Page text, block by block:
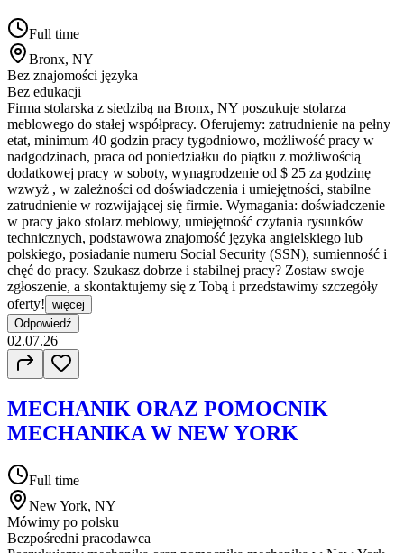
Full time
Bronx, NY
Bez znajomości języka
Bez edukacji
Firma stolarska z siedzibą na Bronx, NY poszukuje stolarza
meblowego do stałej współpracy. Oferujemy: zatrudnienie na pełny
etat, minimum 40 godzin pracy tygodniowo, możliwość pracy w
nadgodzinach, praca od poniedziałku do piątku z możliwością
dodatkowej pracy w soboty, wynagrodzenie od $ 25 za godzinę
wzwyż , w zależności od doświadczenia i umiejętności, stabilne
zatrudnienie w rozwijającej się firmie. Wymagania: doświadczenie
w pracy jako stolarz meblowy, umiejętność czytania rysunków
technicznych, podstawowa znajomość języka angielskiego lub
polskiego, posiadanie numeru Social Security (SSN), sumienność i
chęć do pracy. Szukasz dobrze i stabilnej pracy? Zostaw swoje
zgłoszenie, a skontaktujemy się z Tobą i przedstawimy szczegóły
oferty! więcej
Odpowiedź
02.07.26
MECHANIK ORAZ POMOCNIK
MECHANIKA W NEW YORK
Full time
New York, NY
Mówimy po polsku
Bezpośredni pracodawca